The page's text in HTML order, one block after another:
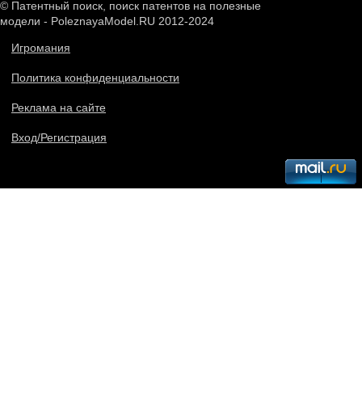
© Патентный поиск, поиск патентов на полезные
модели - PoleznayaModel.RU 2012-2024
Игромания
Политика конфиденциальности
Реклама на сайте
Вход/Регистрация